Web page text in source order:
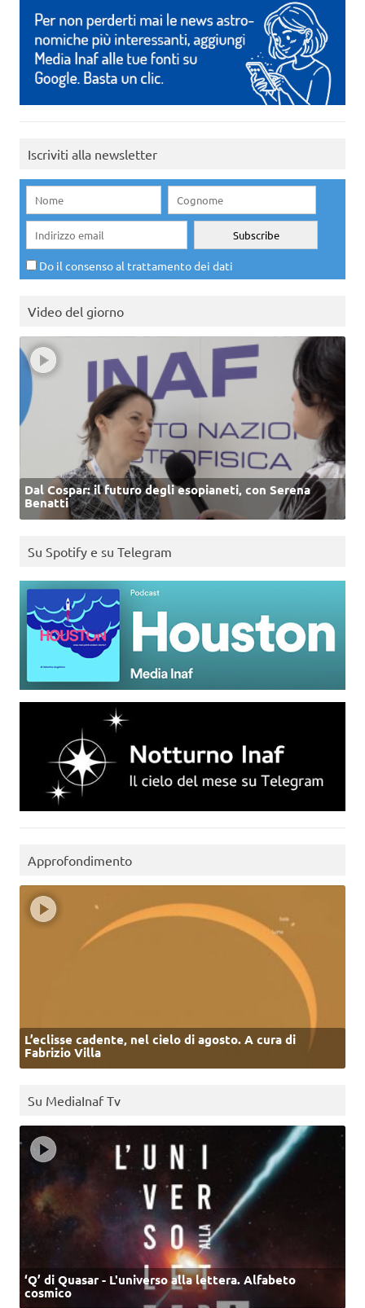
Iscriviti alla newsletter
Do il consenso al trattamento dei dati
Video del giorno
Dal Cospar: il futuro degli esopianeti, con Serena
Benatti
Su Spotify e su Telegram
Approfondimento
L’eclisse cadente, nel cielo di agosto. A cura di
Fabrizio Villa
Su MediaInaf Tv
‘Q’ di Quasar - L'universo alla lettera. Alfabeto
cosmico